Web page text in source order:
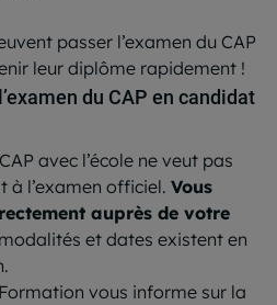
passer l’examen du CAP
leur diplôme rapidement !
du CAP en candidat
avec l’école ne veut pas
à l’examen officiel. Vous
auprès de votre
et dates existent en
vous informe sur la